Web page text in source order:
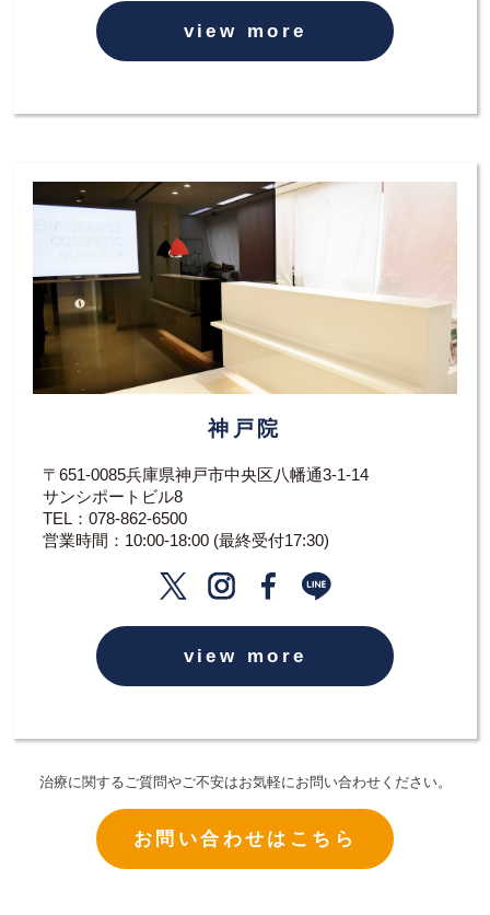
view more
神戸院
〒651-0085兵庫県神戸市中央区八幡通3-1-14
サンシポートビル8
TEL： 078-862-6500
営業時間：10:00-18:00 (最終受付17:30)
view more
治療に関するご質問やご不安はお気軽にお問い合わせください。
お問い合わせはこちら